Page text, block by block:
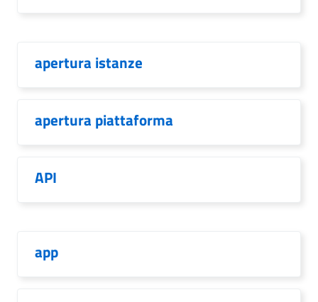
apertura istanze
apertura piattaforma
API
app